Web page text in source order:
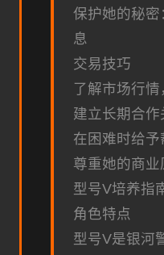
保护她的秘
息
交易技巧
了解市场行
建立长期合作
在困难时给予
尊重她的商业
型号V培养指
角色特点
型号V是银河